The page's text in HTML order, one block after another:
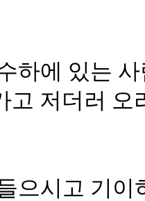
하에 있는
고 저더러
으시고 기